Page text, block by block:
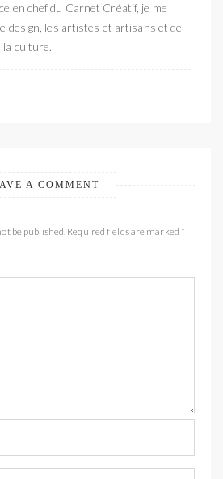
en chef du Carnet Créatif, je me
design, les artistes et artisans et de
la culture.
A COMMENT
be published. Required fields are marked *